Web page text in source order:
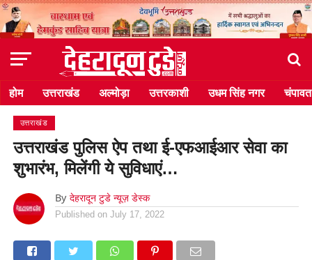
होम उत्तराखंड अल्मोड़ा उत्तरकाशी उधम सिंह नगर चंपावत
उत्तराखंड
उत्तराखंड पुलिस ऐप तथा ई-एफआईआर सेवा का
शुभारंभ, मिलेंगी ये सुविधाएं…
By देहरादून टुडे न्यूज़ डेस्क
Published on July 17, 2022